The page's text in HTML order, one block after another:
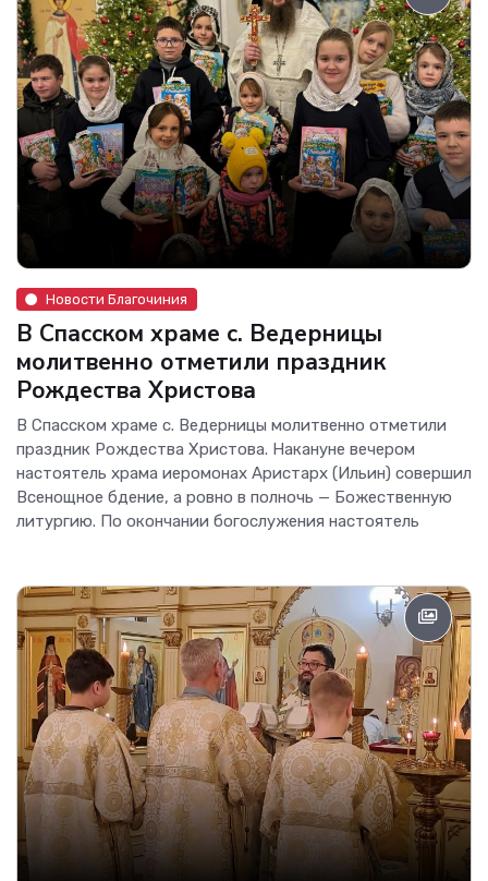
Новости Благочиния
В Спасском храме с. Ведерницы
молитвенно отметили праздник
Рождества Христова
В Спасском храме с. Ведерницы молитвенно отметили
праздник Рождества Христова. Накануне вечером
настоятель храма иеромонах Аристарх (Ильин) совершил
Всенощное бдение, а ровно в полночь — Божественную
литургию. По окончании богослужения настоятель